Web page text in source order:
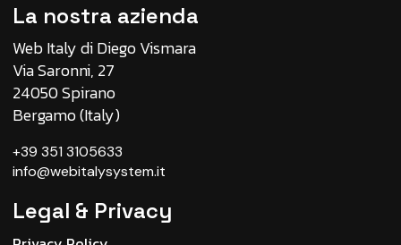
La nostra azienda
Web Italy di Diego Vismara
Via Saronni, 27
24050 Spirano
Bergamo (Italy)
+39 351 3105633
info@webitalysystem.it
Legal & Privacy